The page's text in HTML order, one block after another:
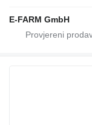
E-FARM GmbH